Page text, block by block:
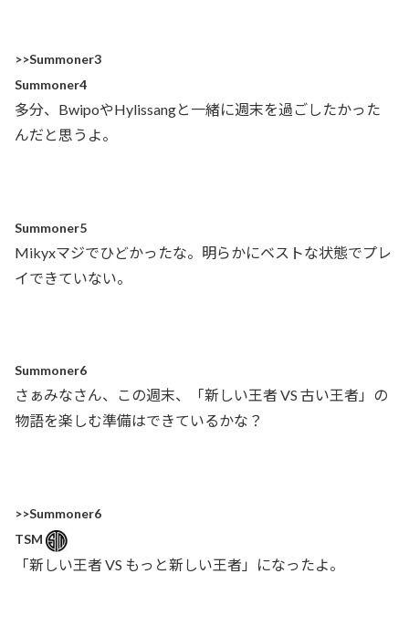
>>Summoner3
Summoner4
多分、BwipoやHylissangと一緒に週末を過ごしたかった
んだと思うよ。
Summoner5
Mikyxマジでひどかったな。明らかにベストな状態でプレ
イできていない。
Summoner6
さぁみなさん、この週末、「新しい王者 VS 古い王者」の
物語を楽しむ準備はできているかな？
>>Summoner6
TSM
「新しい王者 VS もっと新しい王者」になったよ。